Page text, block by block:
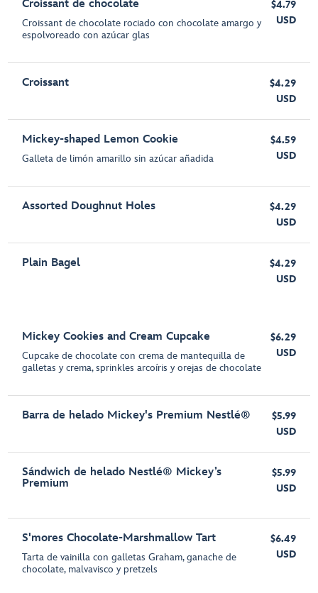
Croissant de chocolate
Croissant de chocolate rociado con chocolate amargo y
espolvoreado con azúcar glas
$4.79
USD
Croissant
$4.29
USD
Mickey-shaped Lemon Cookie
Galleta de limón amarillo sin azúcar añadida
$4.59
USD
Assorted Doughnut Holes
$4.29
USD
Plain Bagel
$4.29
USD
Mickey Cookies and Cream Cupcake
Cupcake de chocolate con crema de mantequilla de
galletas y crema, sprinkles arcoíris y orejas de chocolate
$6.29
USD
Barra de helado Mickey's Premium Nestlé®
$5.99
USD
Sándwich de helado Nestlé® Mickey’s
Premium
$5.99
USD
S'mores Chocolate-Marshmallow Tart
Tarta de vainilla con galletas Graham, ganache de
chocolate, malvavisco y pretzels
$6.49
USD